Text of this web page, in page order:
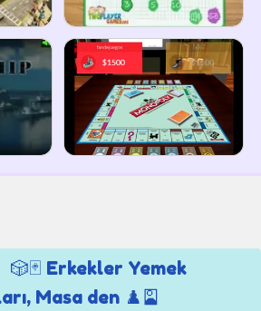
🎲🃏 Erkekler Yemek
Masa den ♟️🎴